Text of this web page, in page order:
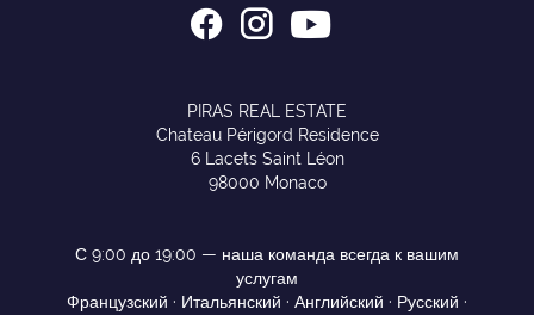
PIRAS REAL ESTATE
Chateau Périgord Residence
6 Lacets Saint Léon
98000 Monaco
С 9:00 до 19:00 — наша команда всегда к вашим
услугам
Французский · Итальянский · Английский · Русский ·